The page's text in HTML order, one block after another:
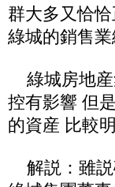
群大多又恰
綠城的銷售業
綠城房地産
控有影響 但
的資産 比較
解説：雖説